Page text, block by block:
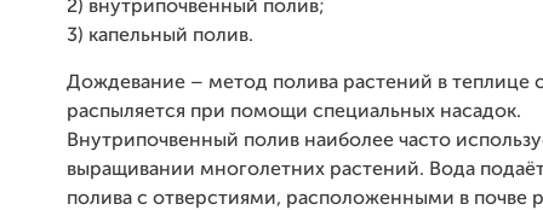
2) внутрипочвенный полив;
3) капельный полив.
Дождевание – метод полива растений в теплице
распыляется при помощи специальных насадок.
Внутрипочвенный полив наиболее часто
выращивании многолетних растений. Вода
полива с отверстиями, расположенными в почве